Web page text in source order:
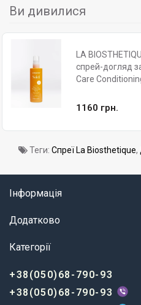
Ви дивилися
LA
спрей-догляд
Care
1160 грн.
Теги: Спреї La Biosthetique,
Інформація
Додатково
Категорії
+38(050)68-790-93
+38(050)68-790-93